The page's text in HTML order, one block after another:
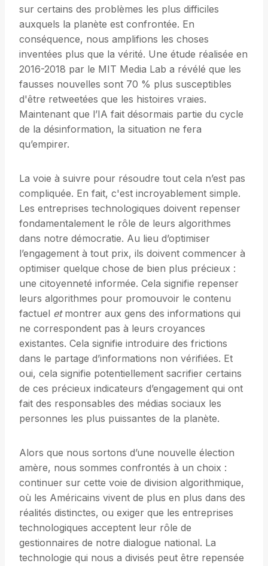
sur certains des problèmes les plus difficiles
auxquels la planète est confrontée. En
conséquence, nous amplifions les choses
inventées plus que la vérité. Une étude réalisée en
2016-2018 par le MIT Media Lab a révélé que les
fausses nouvelles sont 70 % plus susceptibles
d'être retweetées que les histoires vraies.
Maintenant que l’IA fait désormais partie du cycle
de la désinformation, la situation ne fera
qu’empirer.
La voie à suivre pour résoudre tout cela n’est pas
compliquée. En fait, c'est incroyablement simple.
Les entreprises technologiques doivent repenser
fondamentalement le rôle de leurs algorithmes
dans notre démocratie. Au lieu d’optimiser
l’engagement à tout prix, ils doivent commencer à
optimiser quelque chose de bien plus précieux :
une citoyenneté informée. Cela signifie repenser
leurs algorithmes pour promouvoir le contenu
factuel etmontrer aux gens des informations qui
ne correspondent pas à leurs croyances
existantes. Cela signifie introduire des frictions
dans le partage d’informations non vérifiées. Et
oui, cela signifie potentiellement sacrifier certains
de ces précieux indicateurs d’engagement qui ont
fait des responsables des médias sociaux les
personnes les plus puissantes de la planète.
Alors que nous sortons d’une nouvelle élection
amère, nous sommes confrontés à un choix :
continuer sur cette voie de division algorithmique,
où les Américains vivent de plus en plus dans des
réalités distinctes, ou exiger que les entreprises
technologiques acceptent leur rôle de
gestionnaires de notre dialogue national. La
technologie qui nous a divisés peut être repensée